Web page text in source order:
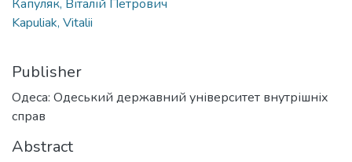
Капуляк, Віталій Петрович
Kapuliak, Vitalii
Publisher
Одеса: Одеський державний університет внутрішніх
справ
Abstract